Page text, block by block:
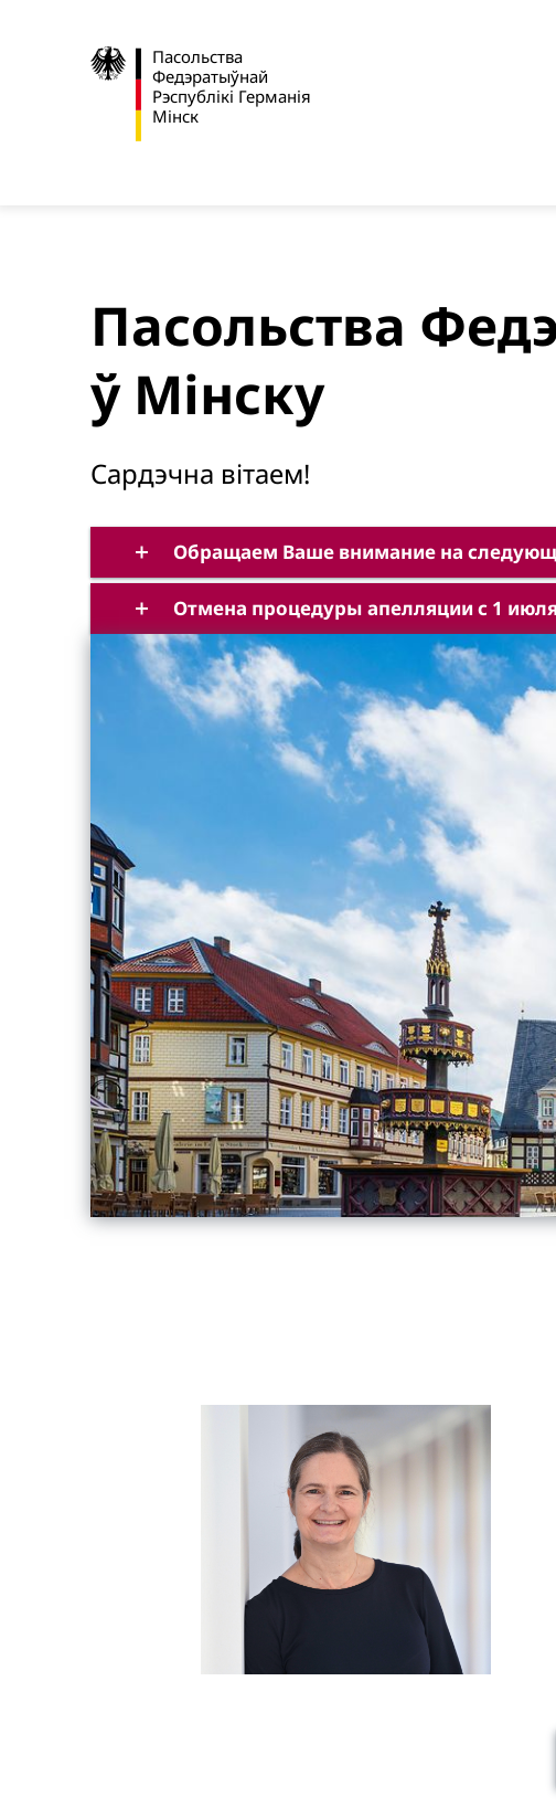
Пасольства
Федэратыўнай
Рэспублікі Германія
Мінск
Пасольства
ў Мінску
Сардэчна вітаем!
Обращаем Ваше внимание на
Отмена процедуры апелляции с 1